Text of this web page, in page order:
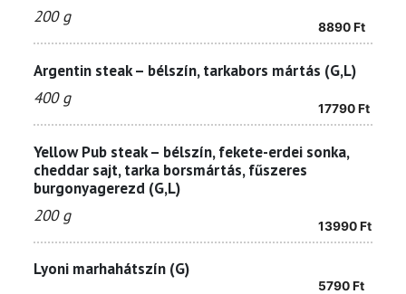
200 g
8890Ft
Argentin steak – bélszín, tarkabors mártás (G,L)
400 g
17790Ft
Yellow Pub steak – bélszín, fekete-erdei sonka,
cheddar sajt, tarka borsmártás, fűszeres
burgonyagerezd (G,L)
200 g
13990Ft
Lyoni marhahátszín (G)
5790Ft